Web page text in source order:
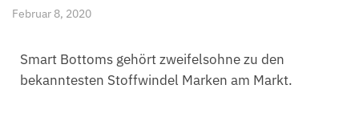
Februar 8, 2020
Smart Bottoms gehört zweifelsohne zu den
bekanntesten Stoffwindel Marken am Markt.